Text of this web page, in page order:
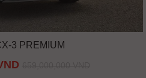
3 PREMIUM